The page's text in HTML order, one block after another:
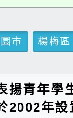
市
楊梅區
揚青年學
2002年設